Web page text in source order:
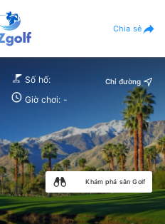
Chia sẻ
Số hố:
Giờ chơi: -
Chỉ đường
Khám phá sân Golf